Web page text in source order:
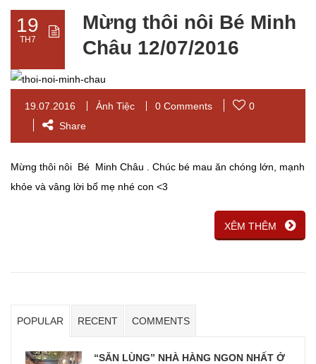
19
TH7
Mừng thôi nôi Bé Minh
Châu 12/07/2016
19.07.2016 Ảnh Tiệc 0 Comments
0
Share
Mừng thôi nôi Bé Minh Châu . Chúc bé mau ăn chóng lớn, mạnh
khỏe và vâng lời bố mẹ nhé con <3
XÊM THÊM
POPULAR RECENT COMMENTS
“SĂN LÙNG” NHÀ HÀNG NGON NHẤT Ở